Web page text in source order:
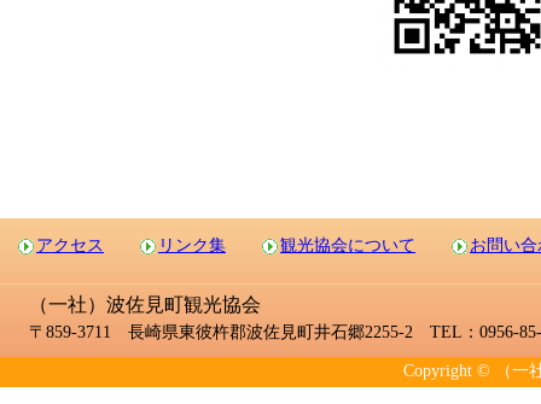
アクセス リンク集 観光協会について お問い
（一社）波佐見町観光協会
〒859-3711 長崎県東彼杵郡波佐見町井石郷2255-2 TEL：0956-
Copyright © （一